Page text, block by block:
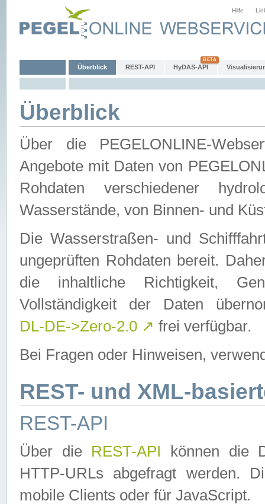
Hilfe
Überblick REST-API HyDAS-API
Überblick
Über die PEGELONLINE-
Angebote mit Daten von
Rohdaten verschiedener
Wasserstände, von Binnen- und
Die Wasserstraßen- und
ungeprüften Rohdaten bereit.
die inhaltliche Richtigkeit,
Vollständigkeit der Daten
DL-DE->Zero-2.0 ↗ frei verfügbar.
Bei Fragen oder Hinweisen,
REST- und XML-
REST-API
Über die REST-API können die
HTTP-URLs abgefragt werden.
mobile Clients oder für JavaScript.